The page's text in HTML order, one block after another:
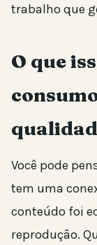
trabalho que
O que
Você pode
tem uma
conteúdo foi
reprodução.